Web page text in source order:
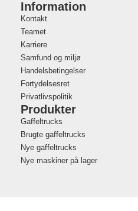
Information
Kontakt
Teamet
Karriere
Samfund og miljø
Handelsbetingelser
Fortydelsesret
Privatlivspolitik
Produkter
Gaffeltrucks
Brugte gaffeltrucks
Nye gaffeltrucks
Nye maskiner på lager